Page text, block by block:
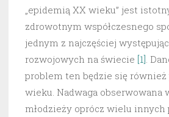
„epidemią XX wieku” jest
zdrowotnym współczesnego
jednym z najczęściej
rozwojowych na świecie [1].
problem ten będzie się również
wieku. Nadwaga obserwowana
młodzieży oprócz wielu innych